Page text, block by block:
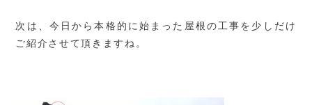
次は、今日から本格的に始まった屋根の工事を少しだけ
ご紹介させて頂きますね。